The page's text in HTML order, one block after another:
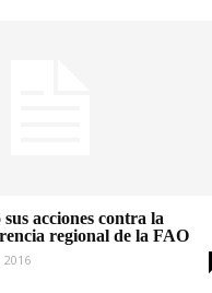
acciones contra la
regional de la FAO